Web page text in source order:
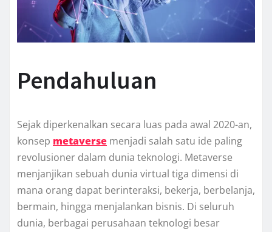
Pendahuluan
Sejak diperkenalkan secara luas pada awal 2020-an,
konsep metaverse menjadi salah satu ide paling
revolusioner dalam dunia teknologi. Metaverse
menjanjikan sebuah dunia virtual tiga dimensi di
mana orang dapat berinteraksi, bekerja, berbelanja,
bermain, hingga menjalankan bisnis. Di seluruh
dunia, berbagai perusahaan teknologi besar